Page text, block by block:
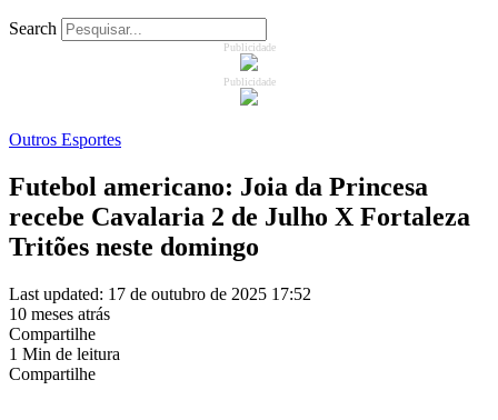
Search
Publicidade
Publicidade
Outros Esportes
Futebol americano: Joia da Princesa
recebe Cavalaria 2 de Julho X Fortaleza
Tritões neste domingo
Last updated: 17 de outubro de 2025 17:52
10 meses atrás
Compartilhe
1 Min de leitura
Compartilhe